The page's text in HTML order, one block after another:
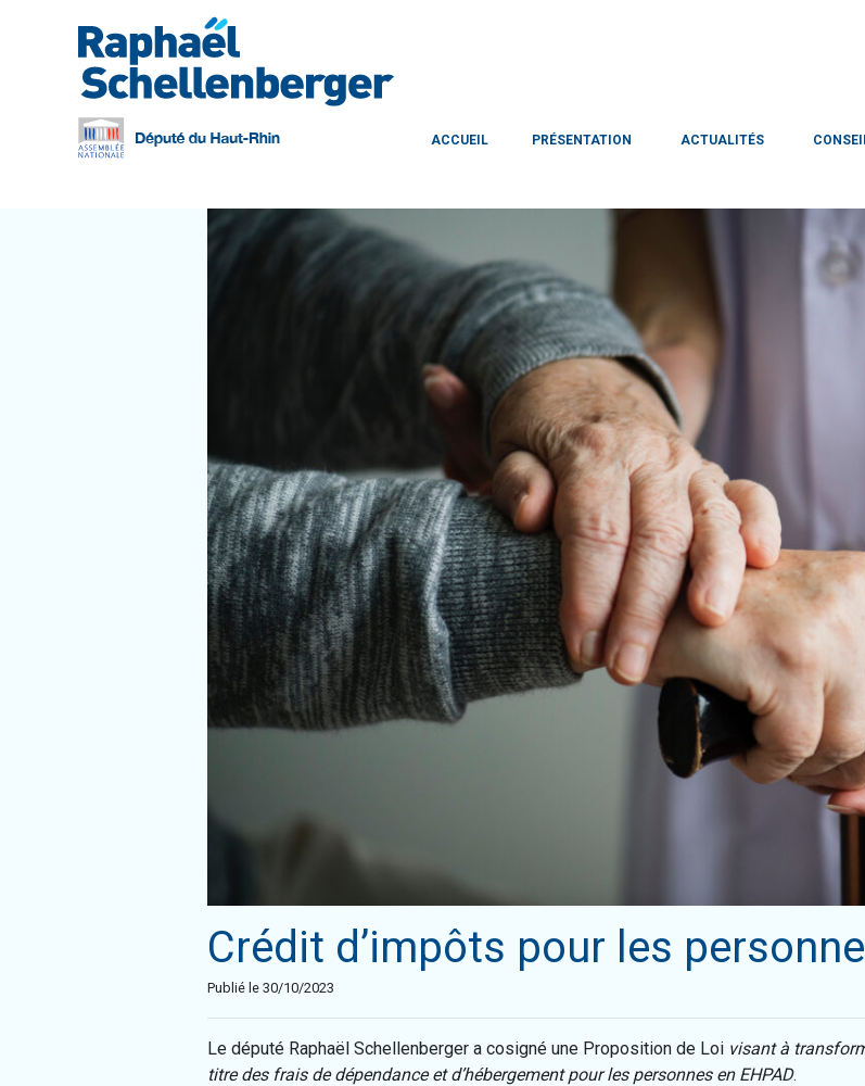
ACCUEIL PRÉSENTATION ACTUALITÉS
Crédit d’impôts pour les
Publié le 30/10/2023
Le député Raphaël Schellenberger a cosigné une Proposition de Loi visant à
titre des frais de dépendance et d’hébergement pour les personnes en EHPAD.